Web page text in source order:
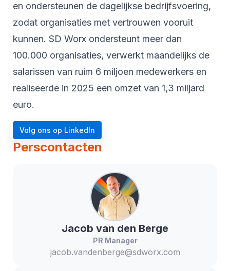
en ondersteunen de dagelijkse bedrijfsvoering,
zodat organisaties met vertrouwen vooruit
kunnen. SD Worx ondersteunt meer dan
100.000 organisaties, verwerkt maandelijks de
salarissen van ruim 6 miljoen medewerkers en
realiseerde in 2025 een omzet van 1,3 miljard
euro.
Volg ons op LinkedIn
Perscontacten
Jacob van den Berge
PR Manager
jacob.vandenberge@sdworx.com